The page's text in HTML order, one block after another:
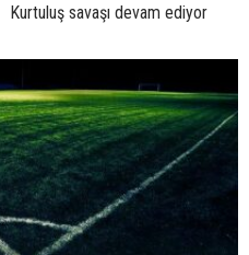
Kurtuluş savaşı devam ediyor